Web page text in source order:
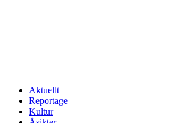
Aktuellt
Reportage
Kultur